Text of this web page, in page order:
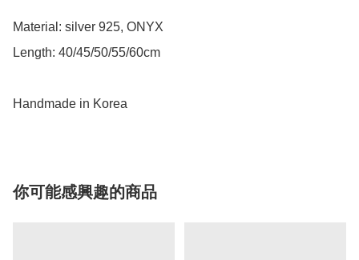
Material: silver 925, ONYX
Length: 40/45/50/55/60cm
Handmade in Korea
你可能感興趣的商品